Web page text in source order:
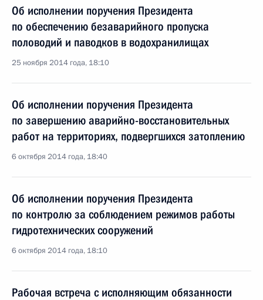
Об исполнении поручения Президента
по обеспечению безаварийного пропуска
половодий и паводков в водохранилищах
25 ноября 2014 года, 18:10
Об исполнении поручения Президента
по завершению аварийно-восстановительных
работ на территориях, подвергшихся затоплению
6 октября 2014 года, 18:40
Об исполнении поручения Президента
по контролю за соблюдением режимов работы
гидротехнических сооружений
6 октября 2014 года, 18:10
Рабочая встреча с исполняющим обязанности